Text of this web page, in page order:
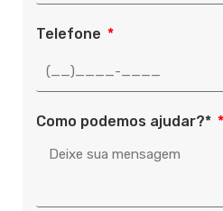
Telefone
Como podemos ajudar?*